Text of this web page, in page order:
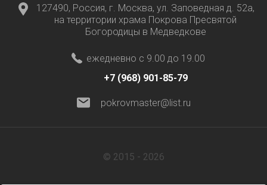
127490, Россия, г. Москва, ул. Заповедная д. 52а,
на территории храма Покрова Пресвятой
Богородицы в Медведкове
ежедневно с 9.00 до 19.00
+7 (968) 901-85-79
pokrovmaster@list.ru
© 2015 - 2026